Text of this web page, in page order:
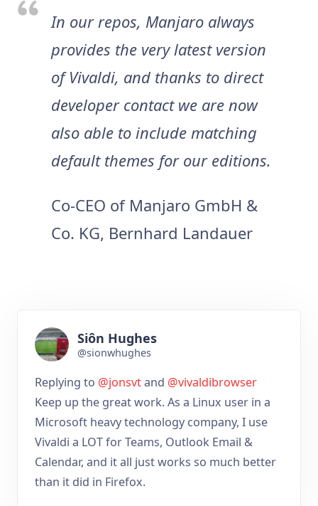
In our repos, Manjaro always
provides the very latest version
of Vivaldi, and thanks to direct
developer contact we are now
also able to include matching
default themes for our editions.
Co-CEO of Manjaro GmbH &
Co. KG, Bernhard Landauer
Siôn Hughes
@sionwhughes
Replying to @jonsvtand @vivaldibrowser
Keep up the great work. As a Linux user in a
Microsoft heavy technology company, I use
Vivaldi a LOT for Teams, Outlook Email &
Calendar, and it all just works so much better
than it did in Firefox.